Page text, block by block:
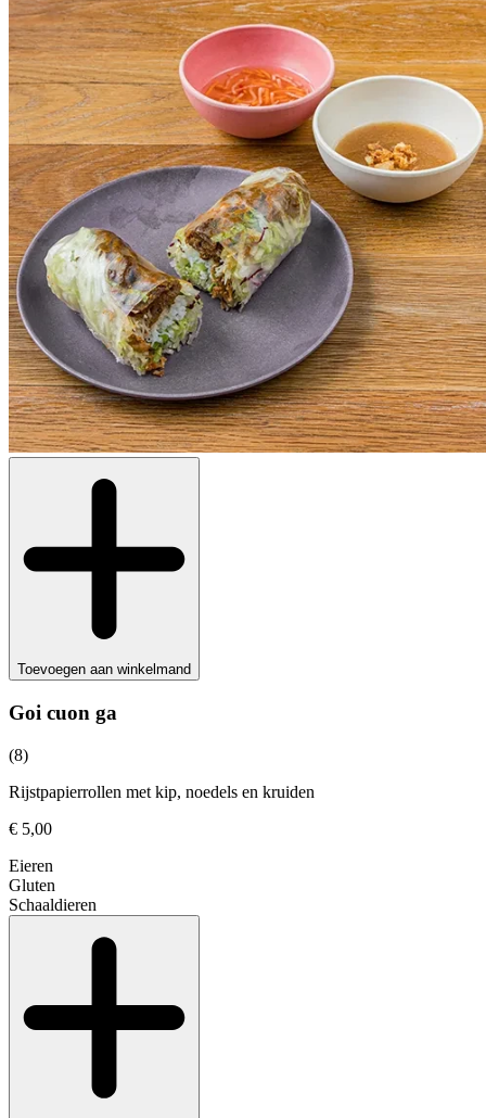
Toevoegen aan winkelmand
Goi cuon ga
(8)
Rijstpapierrollen met kip, noedels en kruiden
€ 5,00
Eieren
Gluten
Schaaldieren